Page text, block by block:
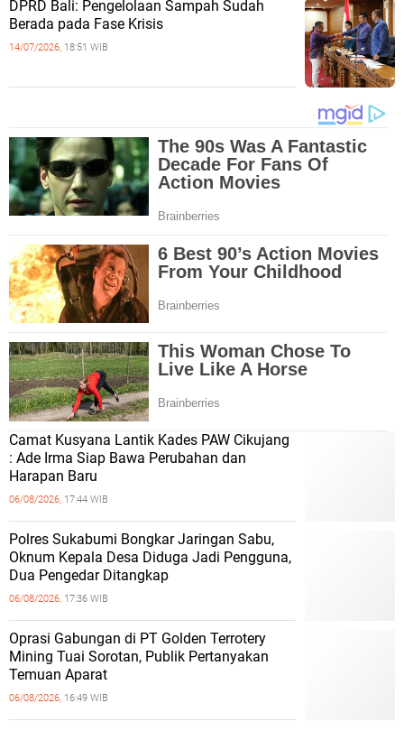
DPRD Bali: Pengelolaan Sampah Sudah
Berada pada Fase Krisis
14/07/2026, 18:51 WIB
Camat Kusyana Lantik Kades PAW Cikujang
: Ade Irma Siap Bawa Perubahan dan
Harapan Baru
06/08/2026, 17:44 WIB
Polres Sukabumi Bongkar Jaringan Sabu,
Oknum Kepala Desa Diduga Jadi Pengguna,
Dua Pengedar Ditangkap
06/08/2026, 17:36 WIB
Oprasi Gabungan di PT Golden Terrotery
Mining Tuai Sorotan, Publik Pertanyakan
Temuan Aparat
06/08/2026, 16:49 WIB